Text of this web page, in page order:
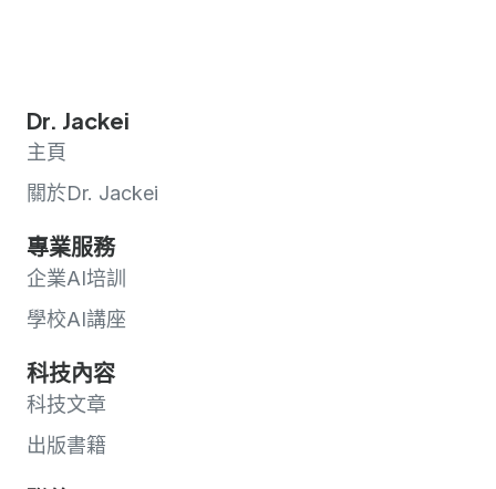
Dr. Jackei
主頁
關於Dr. Jackei
專業服務
企業AI培訓
學校AI講座
科技內容
科技文章
出版書籍